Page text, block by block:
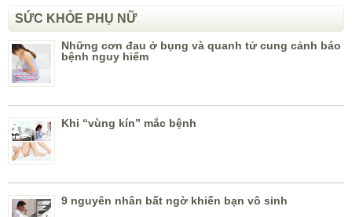
SỨC KHỎE PHỤ NỮ
Những cơn đau ở bụng và quanh tử cung cảnh báo
bệnh nguy hiểm
Khi “vùng kín” mắc bệnh
9 nguyên nhân bất ngờ khiến bạn vô sinh